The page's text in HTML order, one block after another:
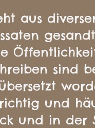
aus
sind
und
und in der